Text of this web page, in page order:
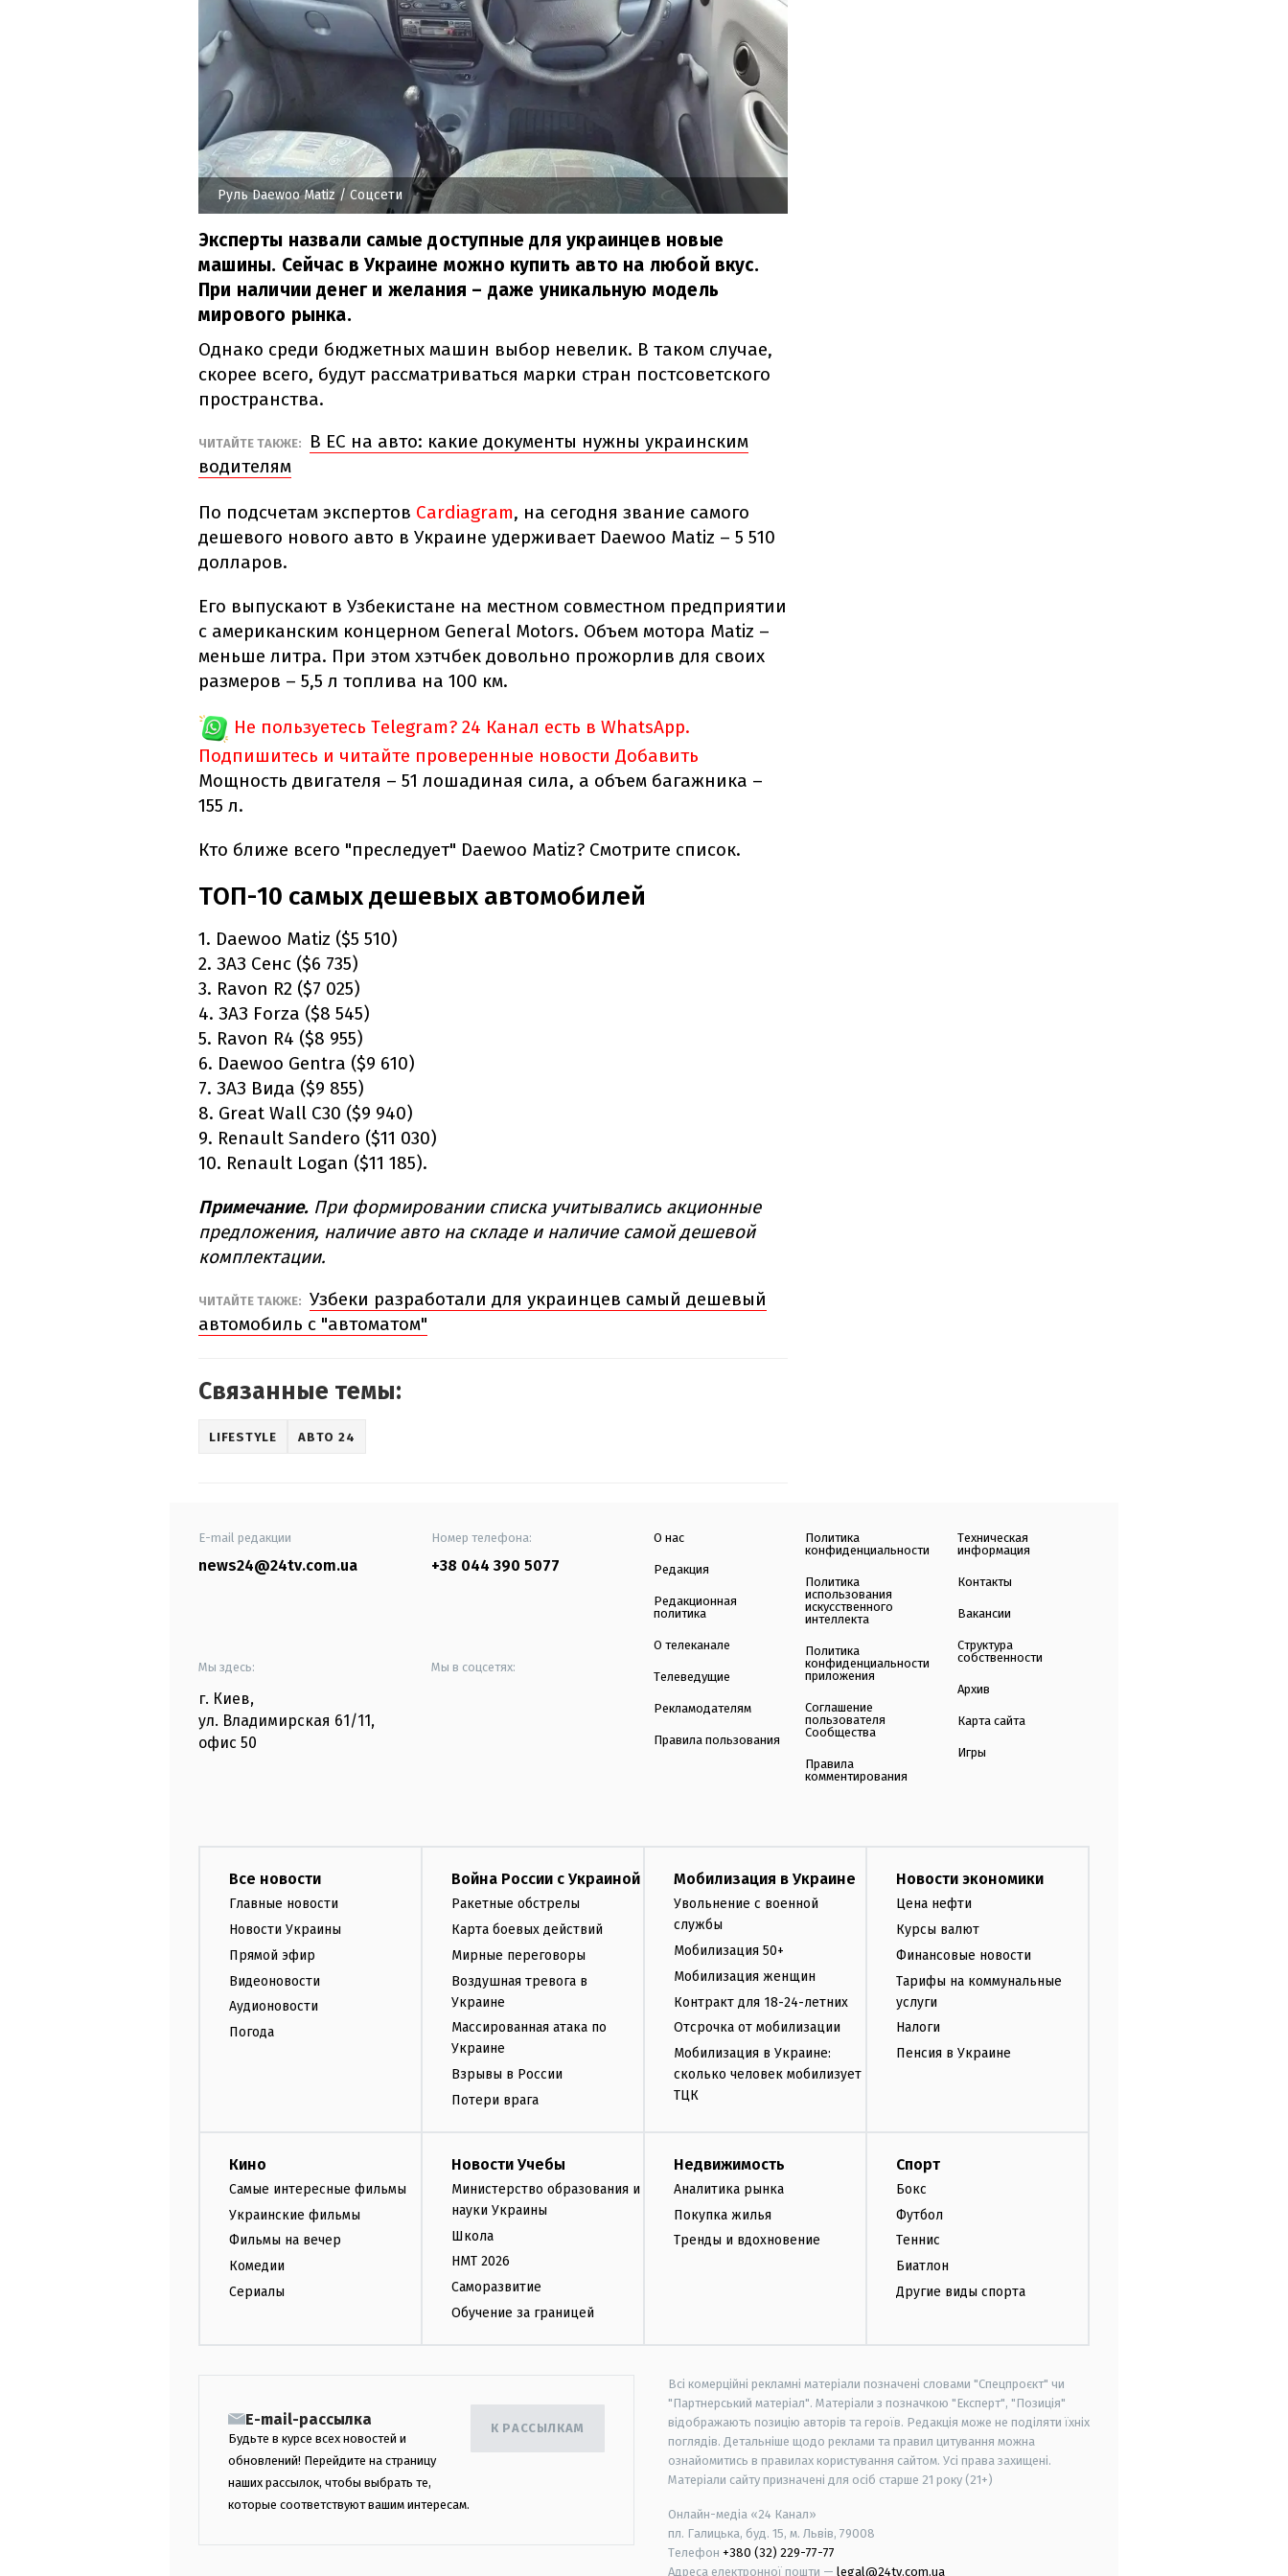
Руль Daewoo Matiz/ Соцсети
Эксперты назвали самые доступные для украинцев новые
машины. Сейчас в Украине можно купить авто на любой вкус.
При наличии денег и желания – даже уникальную модель
мирового рынка.
Однако среди бюджетных машин выбор невелик. В таком случае,
скорее всего, будут рассматриваться марки стран постсоветского
пространства.
ЧИТАЙТЕ ТАКЖЕ:
В ЕС на авто: какие документы нужны украинским
водителям
По подсчетам экспертов Cardiagram, на сегодня звание самого
дешевого нового авто в Украине удерживает Daewoo Matiz – 5 510
долларов.
Его выпускают в Узбекистане на местном совместном предприятии
с американским концерном General Motors. Объем мотора Matiz –
меньше литра. При этом хэтчбек довольно прожорлив для своих
размеров – 5,5 л топлива на 100 км.
Не пользуетесь Telegram? 24 Канал есть в WhatsApp.
Подпишитесь и читайте проверенные новости Добавить
Мощность двигателя – 51 лошадиная сила, а объем багажника –
155 л.
Кто ближе всего "преследует" Daewoo Matiz? Смотрите список.
ТОП-10 самых дешевых автомобилей
1. Daewoo Matiz ($5 510)
2. ЗАЗ Сенс ($6 735)
3. Ravon R2 ($7 025)
4. ЗАЗ Forza ($8 545)
5. Ravon R4 ($8 955)
6. Daewoo Gentra ($9 610)
7. ЗАЗ Вида ($9 855)
8. Great Wall C30 ($9 940)
9. Renault Sandero ($11 030)
10. Renault Logan ($11 185).
Примечание. При формировании списка учитывались акционные
предложения, наличие авто на складе и наличие самой дешевой
комплектации.
ЧИТАЙТЕ ТАКЖЕ: Узбеки разработали для украинцев самый дешевый
автомобиль с "автоматом"
Связанные темы:
LIFESTYLE АВТО 24
E-mail редакции
news24@24tv.com.ua
Номер телефона:
+38 044 390 5077
Мы здесь:
г. Киев,
ул. Владимирская 61/11,
офис 50
Мы в соцсетях:
О нас
Редакция
Редакционная
политика
О телеканале
Телеведущие
Рекламодателям
Правила пользования
Политика
конфиденциальности
Политика
использования
искусственного
интеллекта
Политика
конфиденциальности
приложения
Соглашение
пользователя
Сообщества
Правила
комментирования
Техническая
информация
Контакты
Вакансии
Структура
собственности
Архив
Карта сайта
Игры
Все новости
Главные новости
Новости Украины
Прямой эфир
Видеоновости
Аудионовости
Погода
Война России с Украиной
Ракетные обстрелы
Карта боевых действий
Мирные переговоры
Воздушная тревога в
Украине
Массированная атака по
Украине
Взрывы в России
Потери врага
Мобилизация в Украине
Увольнение с военной
службы
Мобилизация 50+
Мобилизация женщин
Контракт для 18-24-летних
Отсрочка от мобилизации
Мобилизация в Украине:
сколько человек мобилизует
ТЦК
Новости экономики
Цена нефти
Курсы валют
Финансовые новости
Тарифы на коммунальные
услуги
Налоги
Пенсия в Украине
Кино
Самые интересные фильмы
Украинские фильмы
Фильмы на вечер
Комедии
Сериалы
Новости Учебы
Министерство образования и
науки Украины
Школа
НМТ 2026
Саморазвитие
Обучение за границей
Недвижимость
Аналитика рынка
Покупка жилья
Тренды и вдохновение
Спорт
Бокс
Футбол
Теннис
Биатлон
Другие виды спорта
E-mail-рассылка
Будьте в курсе всех новостей и
обновлений! Перейдите на страницу
наших рассылок, чтобы выбрать те,
которые соответствуют вашим интересам.
К РАССЫЛКАМ
Всі комерційні рекламні матеріали позначені словами "Спецпроєкт" чи
"Партнерський матеріал". Матеріали з позначкою "Експерт", "Позиція"
відображають позицію авторів та героїв. Редакція може не поділяти їхніх
поглядів. Детальніше щодо реклами та правил цитування можна
ознайомитись в правилах користування сайтом. Усі права захищені.
Матеріали сайту призначені для осіб старше 21 року (21+)
Онлайн-медіа «24 Канал»
пл. Галицька, буд. 15, м. Львів, 79008
Телефон +380 (32) 229-77-77
Адреса електронної пошти — legal@24tv.com.ua